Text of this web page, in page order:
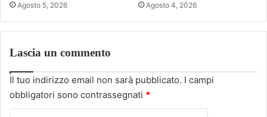
Agosto 5, 2026 Agosto 4, 2026
Lascia un commento
Il tuo indirizzo email non sarà pubblicato. I campi
obbligatori sono contrassegnati *